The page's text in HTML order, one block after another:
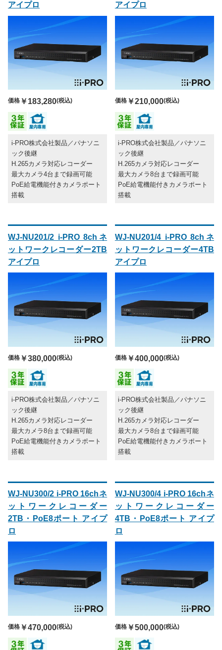
アイプロ
価格 ￥183,280(税込)
i-PRO株式会社製品／パナソニ
ック後継
H.265カメラ対応レコーダー
最大カメラ4台まで録画可能
PoE給電機能付きカメラポート
搭載
アイプロ
価格￥210,000(税込)
i-PRO株式会社製品／パナソニ
ック後継
H.265カメラ対応レコーダー
最大カメラ8台まで録画可能
PoE給電機能付きカメラポート
搭載
WJ-NU201/2 i-PRO 8chネ
ットワークレコーダー2TB
アイプロ
価格 ￥380,000(税込)
i-PRO株式会社製品／パナソニ
ック後継
H.265カメラ対応レコーダー
最大カメラ8台まで録画可能
PoE給電機能付きカメラポート
搭載
WJ-NU201/4 i-PRO 8chネ
ットワークレコーダー4TB
アイプロ
価格￥400,000(税込)
i-PRO株式会社製品／パナソニ
ック後継
H.265カメラ対応レコーダー
最大カメラ8台まで録画可能
PoE給電機能付きカメラポート
搭載
WJ-NU300/2 i-PRO 16chネ
ットワークレコーダー
2TB・PoE8ポート アイプ
ロ
価格 ￥470,000(税込)
WJ-NU300/4 i-PRO 16chネ
ットワークレコーダー
4TB・PoE8ポート アイプ
ロ
価格￥500,000(税込)